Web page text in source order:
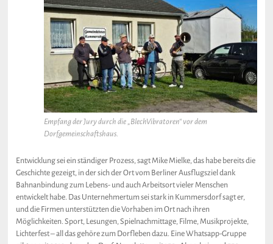
Empfang der Jury durch die „BlechVibratoren“ vor dem
Dorfgemeinschaftshaus.
Entwicklung sei ein ständiger Prozess, sagt Mike Mielke, das habe bereits die
Geschichte gezeigt, in der sich der Ort vom Berliner Ausflugsziel dank
Bahnanbindung zum Lebens- und auch Arbeitsort vieler Menschen
entwickelt habe. Das Unternehmertum sei stark in Kummersdorf sagt er,
und die Firmen unterstützten die Vorhaben im Ort nach ihren
Möglichkeiten. Sport, Lesungen, Spielnachmittage, Filme, Musikprojekte,
Lichterfest – all das gehöre zum Dorfleben dazu. Eine Whatsapp-Gruppe